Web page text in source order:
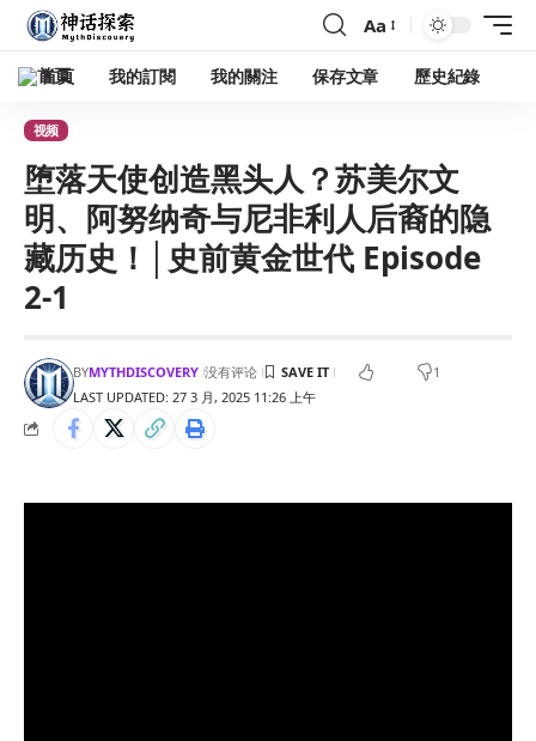
Aa
首頁 我的訂閱 我的關注 保存文章 歷史紀錄
视频
堕落天使创造黑头人？苏美尔文
明、阿努纳奇与尼非利人后裔的隐
藏历史！│史前黄金世代 Episode
2-1
LAST UPDATED: 27 3 月, 2025 11:26 上午
BYMYTHDISCOVERY 没有评论 1